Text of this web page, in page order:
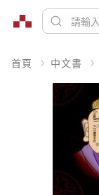
首頁 中文書